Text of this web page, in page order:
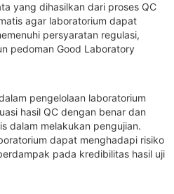
yang dihasilkan dari proses QC
agar laboratorium dapat
persyaratan regulasi,
pedoman Good Laboratory
pengelolaan laboratorium
hasil QC dengan benar dan
dalam melakukan pengujian.
dapat menghadapi risiko
pada kredibilitas hasil uji